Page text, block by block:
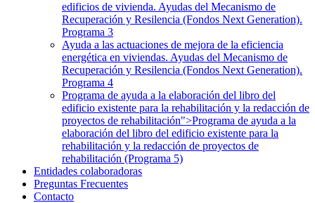
edificios de vivienda. Ayudas del Mecanismo de
Recuperación y Resilencia (Fondos Next Generation).
Programa 3
Ayuda a las actuaciones de mejora de la eficiencia
energética en viviendas. Ayudas del Mecanismo de
Recuperación y Resilencia (Fondos Next Generation).
Programa 4
Programa de ayuda a la elaboración del libro del
edificio existente para la rehabilitación y la redacción de
proyectos de rehabilitación">Programa de ayuda a la
elaboración del libro del edificio existente para la
rehabilitación y la redacción de proyectos de
rehabilitación (Programa 5)
Entidades colaboradoras
Preguntas Frecuentes
Contacto